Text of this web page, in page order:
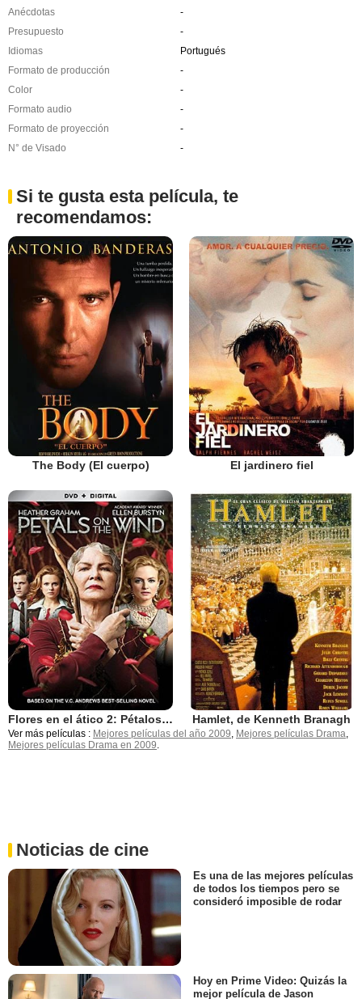
Anécdotas
-
Presupuesto
-
Idiomas
Portugués
Formato de producción
-
Color
-
Formato audio
-
Formato de proyección
-
N° de Visado
-
Si te gusta esta película, te
recomendamos:
The Body (El cuerpo) El jardinero fiel
Flores en el ático 2: Pétalos al viento Hamlet, de Kenneth Branagh
Ver más películas : Mejores películas del año 2009 Mejores películas Drama
Mejores películas Drama en 2009
Noticias de cine
Es una de las mejores películas
de todos los tiempos pero se
consideró imposible de rodar
Hoy en Prime Video: Quizás la
mejor película de Jason